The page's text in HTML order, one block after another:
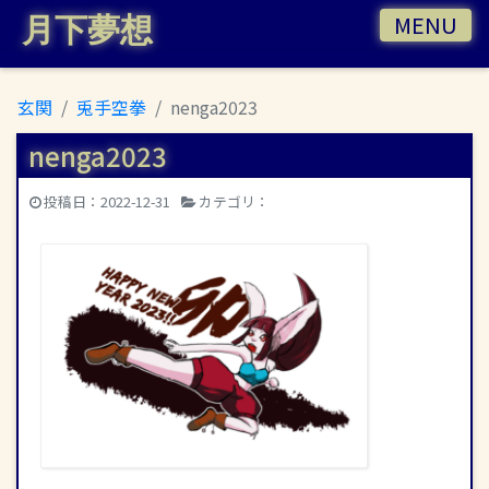
月下夢想 MENU
玄関 兎手空拳 nenga2023
nenga2023
投稿日： 2022-12-31 カテゴリ：